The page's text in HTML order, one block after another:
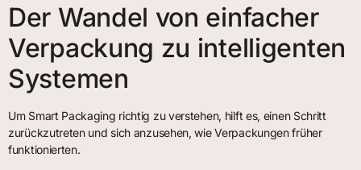
Der Wandel von einfacher
Verpackung zu intelligenten
Systemen
Um Smart Packaging richtig zu verstehen, hilft es, einen Schritt
zurückzutreten und sich anzusehen, wie Verpackungen früher
funktionierten.